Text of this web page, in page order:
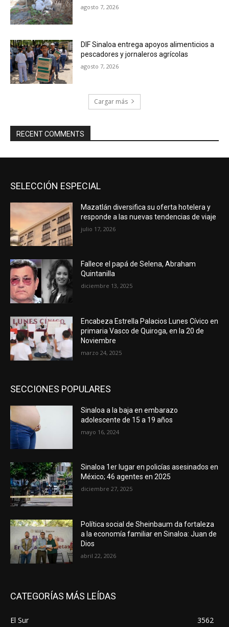
agosto 7, 2026
DIF Sinaloa entrega apoyos alimenticios a
pescadores y jornaleros agrícolas
agosto 7, 2026
Cargar más
RECENT COMMENTS
SELECCIÓN ESPECIAL
Mazatlán diversifica su oferta hotelera y
responde a las nuevas tendencias de viaje
julio 17, 2026
Fallece el papá de Selena, Abraham
Quintanilla
diciembre 13, 2025
Encabeza Estrella Palacios Lunes Cívico en
primaria Vasco de Quiroga, en la 20 de
Noviembre
marzo 24, 2025
SECCIONES POPULARES
Sinaloa a la baja en embarazo
adolescente de 15 a 19 años
mayo 16, 2024
Sinaloa 1er lugar en policías asesinados en
México; 46 agentes en 2025
diciembre 27, 2025
Política social de Sheinbaum da fortaleza
a la economía familiar en Sinaloa: Juan de
Dios
abril 22, 2026
CATEGORÍAS MÁS LEÍDAS
El Sur
3562